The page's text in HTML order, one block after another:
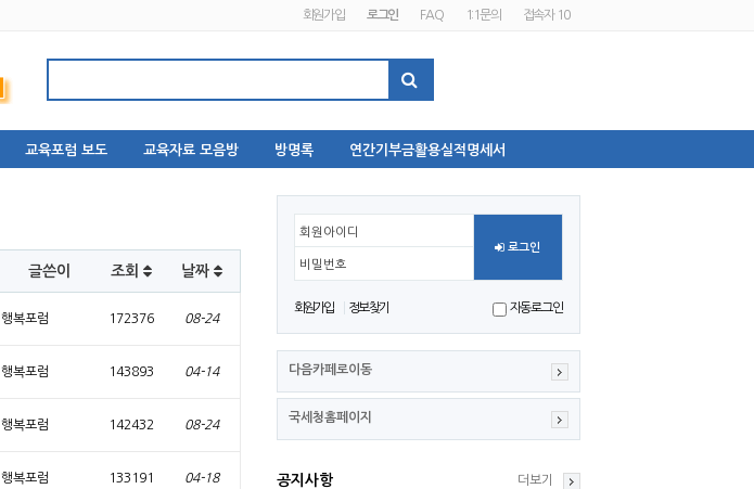
회원가입 로그인 FAQ 1:1문의 접속자 10
교육포럼 보도 교육자료 모음방 방명록 연간기부금활용실적명세서
회원아이디
비밀번호
로그인
회원가입 정보찾기 자동로그인
다음카페로이동
국세청홈페이지
공지사항 더보기
글쓴이 조회 날짜
행복포럼 172376 08-24
행복포럼 143893 04-14
행복포럼 142432 08-24
행복포럼 133191 04-18